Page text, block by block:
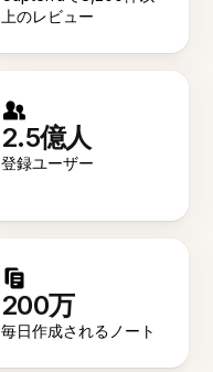
上のレビュー
2.5億人
登録ユーザー
200万
毎日作成されるノート